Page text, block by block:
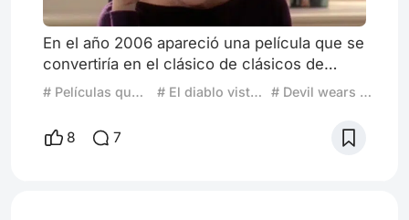
En el año 2006 apareció una película que se
convertiría en el clásico de clásicos de
domingos por la tarde y noches de Fox
Channel. Con una -Siempre joven- Anne
Hathaway que ya venía pisando fuerte y
Meryl Streep en una de sus mejores y más
# Películas que entendí al crecer # El diablo viste a la moda # Devil wears Prada
8 7